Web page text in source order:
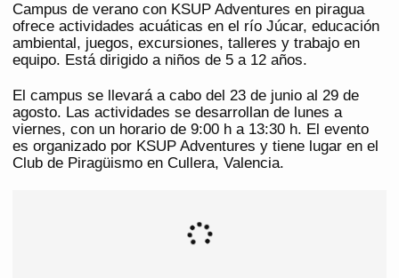
Campus de verano con KSUP Adventures en piragua
ofrece actividades acuáticas en el río Júcar, educación
ambiental, juegos, excursiones, talleres y trabajo en
equipo. Está dirigido a niños de 5 a 12 años.
El campus se llevará a cabo del 23 de junio al 29 de
agosto. Las actividades se desarrollan de lunes a
viernes, con un horario de 9:00 h a 13:30 h. El evento
es organizado por KSUP Adventures y tiene lugar en el
Club de Piragüismo en Cullera, Valencia.